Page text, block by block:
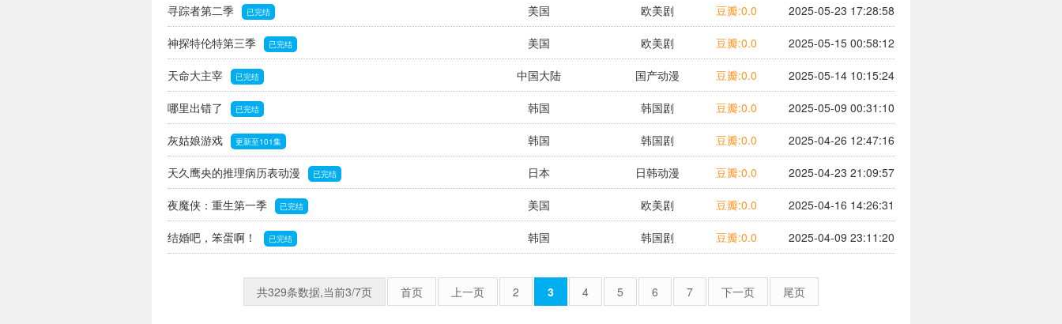
寻踪者第二季 已完结 美国 欧美剧 豆瓣:0.0 2025-05-23 17:28:58
神探特伦特第三季 已完结 美国 欧美剧 豆瓣:0.0 2025-05-15 00:58:12
天命大主宰 已完结 中国大陆 国产动漫 豆瓣:0.0 2025-05-14 10:15:24
哪里出错了 已完结 韩国 韩国剧 豆瓣:0.0 2025-05-09 00:31:10
灰姑娘游戏 更新至101集 韩国 韩国剧 豆瓣:0.0 2025-04-26 12:47:16
天久鹰央的推理病历表动漫 已完结 日本 日韩动漫 豆瓣:0.0 2025-04-23 21:09:57
夜魔侠：重生第一季 已完结 美国 欧美剧 豆瓣:0.0 2025-04-16 14:26:31
结婚吧，笨蛋啊！ 已完结 韩国 韩国剧 豆瓣:0.0 2025-04-09 23:11:20
共329条数据,当前3/7页 首页 上一页 2 3 4 5 6 7 下一页 尾页